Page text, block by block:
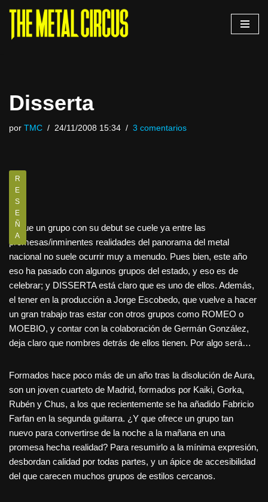
Saltar
Disserta
por TMC 24/11/2008 15:34 3 comentarios
R
E
S
E
Ñ
A
El que un grupo con su debut se cuele ya entre las
promesas/inminentes realidades del panorama del metal
nacional no suele ocurrir muy a menudo. Pues bien, este año
eso ha pasado con algunos grupos del estado, y eso es de
celebrar; y DISSERTA está claro que es uno de ellos. Además,
el tener en la producción a Jorge Escobedo, que vuelve a hacer
un gran trabajo tras estar con otros grupos como ROMEO o
MOEBIO, y contar con la colaboración de Germán González,
deja claro que nombres detrás de ellos tienen. Por algo será…
Formados hace poco más de un año tras la disolución de Aura,
son un joven cuarteto de Madrid, formados por Kaiki, Gorka,
Rubén y Chus, a los que recientemente se ha añadido Fabricio
Farfan en la segunda guitarra. ¿Y que ofrece un grupo tan
nuevo para convertirse de la noche a la mañana en una
promesa hecha realidad? Para resumirlo a la mínima expresión,
desbordan calidad por todas partes, y un ápice de accesibilidad
del que carecen muchos grupos de estilos cercanos.